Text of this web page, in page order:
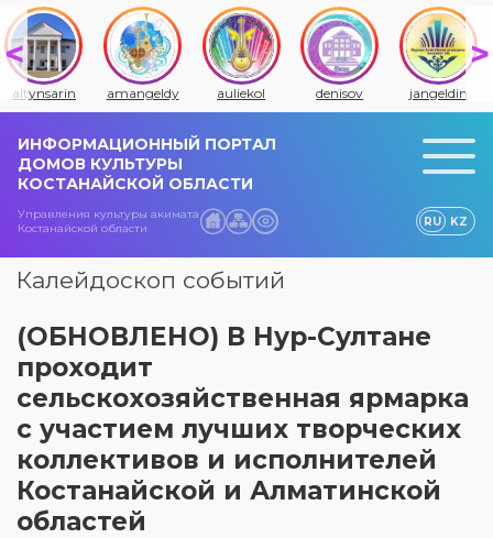
altynsarin amangeldy auliekol denisov jangeldin
ИНФОРМАЦИОННЫЙ ПОРТАЛ
ДОМОВ КУЛЬТУРЫ
КОСТАНАЙСКОЙ ОБЛАСТИ
Управления культуры акимата
Костанайской области
RU KZ
Калейдоскоп событий
(ОБНОВЛЕНО) В Нур-Султане
проходит
сельскохозяйственная ярмарка
с участием лучших творческих
коллективов и исполнителей
Костанайской и Алматинской
областей